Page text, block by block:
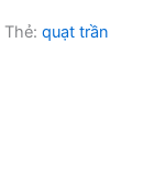
Thẻ: quạt trần